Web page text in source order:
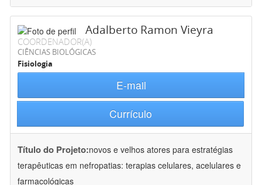
Adalberto Ramon Vieyra
COORDENADOR(A)
CIÊNCIAS BIOLÓGICAS
Fisiologia
E-mail
Currículo
Título do Projeto:novos e velhos atores para estratégias
terapêuticas em nefropatias: terapias celulares, acelulares e
farmacológicas